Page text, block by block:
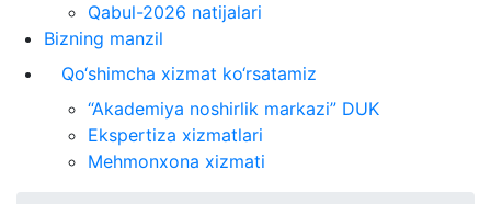
Qabul-2026 natijalari
Bizning manzil
Qo‘shimcha xizmat ko‘rsatamiz
“Akademiya noshirlik markazi” DUK
Ekspertiza xizmatlari
Mehmonxona xizmati